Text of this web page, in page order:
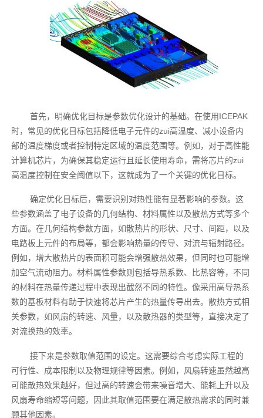
首先，明确优化目标是参数优化设计的基础。在使用ICEPAK
时，常见的优化目标包括降低电子元件的zui高温度、减小设备内
部的温度梯度或者控制特定区域的温度范围等。例如，对于高性能
计算机芯片，为确保其稳定运行且延长使用寿命，需将芯片的zui
高温度控制在安全阈值以下，这就成为了一个关键的优化目标。
确定优化目标后，需要识别对热性能有显著影响的参数。这
些参数涵盖了电子设备的几何结构、材料属性以及散热方式等多个
方面。在几何结构参数方面，如散热片的形状、尺寸、间距，以及
电路板上元件的布局等，都会影响热量的传导、对流与辐射路径。
例如，增大散热片的表面积可能会增强散热效果，但同时也可能增
加空气流动阻力。材料属性参数则包括导热系数、比热容等，不同
的材料在热量传递过程中表现出截然不同的特性。像采用高导热系
数的基板材料有助于快速将芯片产生的热量传导出去。散热方式相
关参数，如风扇的转速、风量，以及散热器的类型等，直接决定了
对流换热的效率。
接下来是参数取值范围的设定。这需要综合考虑实际工程的
可行性、成本限制以及物理规律等因素。例如，风扇转速虽然越高
可能散热效果越好，但过高的转速会带来噪音增大、能耗上升以及
风扇寿命缩短等问题，因此其取值范围要在满足散热需求的同时兼
顾其他因素。